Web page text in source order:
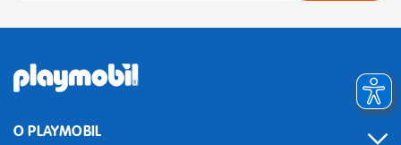
O PLAYMOBIL